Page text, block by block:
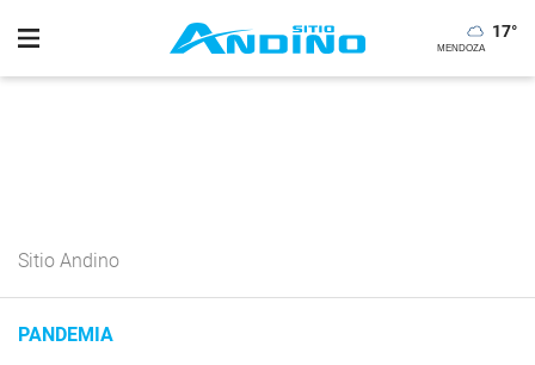
17°
Sitio Andino
PANDEMIA